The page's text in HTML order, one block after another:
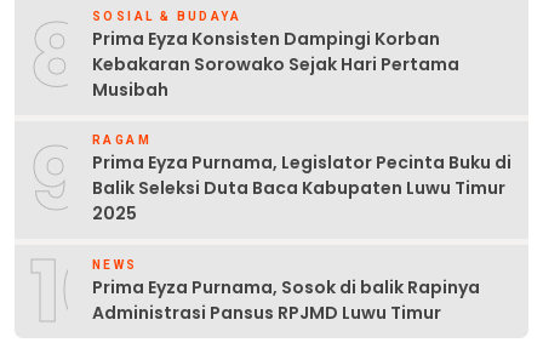
8 SOSIAL & BUDAYA
Prima Eyza Konsisten Dampingi Korban
Kebakaran Sorowako Sejak Hari Pertama
Musibah
9 RAGAM
Prima Eyza Purnama, Legislator Pecinta Buku di
Balik Seleksi Duta Baca Kabupaten Luwu Timur
2025
10NEWS
Prima Eyza Purnama, Sosok di balik Rapinya
Administrasi Pansus RPJMD Luwu Timur